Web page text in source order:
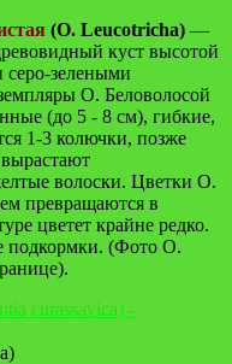
(O. Leucotricha) —
куст высотой
зелеными
О. Беловолосой
(до 5 - 8 см), гибкие,
1-3 колючки, позже
волоски. Цветки О.
превращаются в
цветет крайне редко.
подкормки. (Фото О.